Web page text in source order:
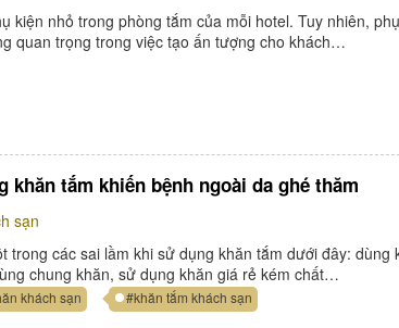
kiện nhỏ trong phòng tắm của mỗi hotel. Tuy nhiên,
quan trọng trong việc tạo ấn tượng cho khách…
khăn tắm khiến bệnh ngoài da ghé thăm
sạn
trong các sai lầm khi sử dụng khăn tắm dưới đây: dùng
chung khăn, sử dụng khăn giá rẻ kém chất…
khách sạn #khăn tắm khách sạn